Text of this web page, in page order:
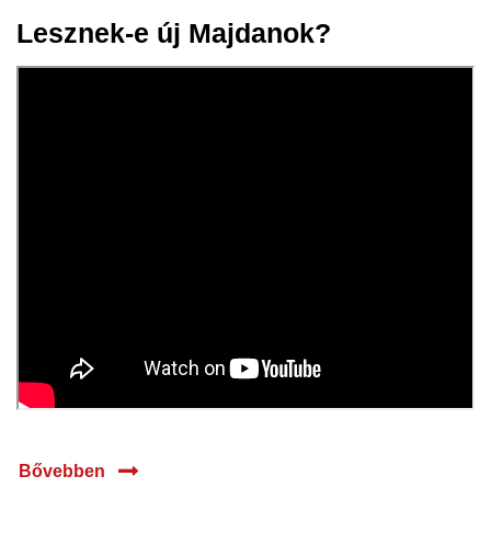
Lesznek-e új Majdanok?
Bővebben